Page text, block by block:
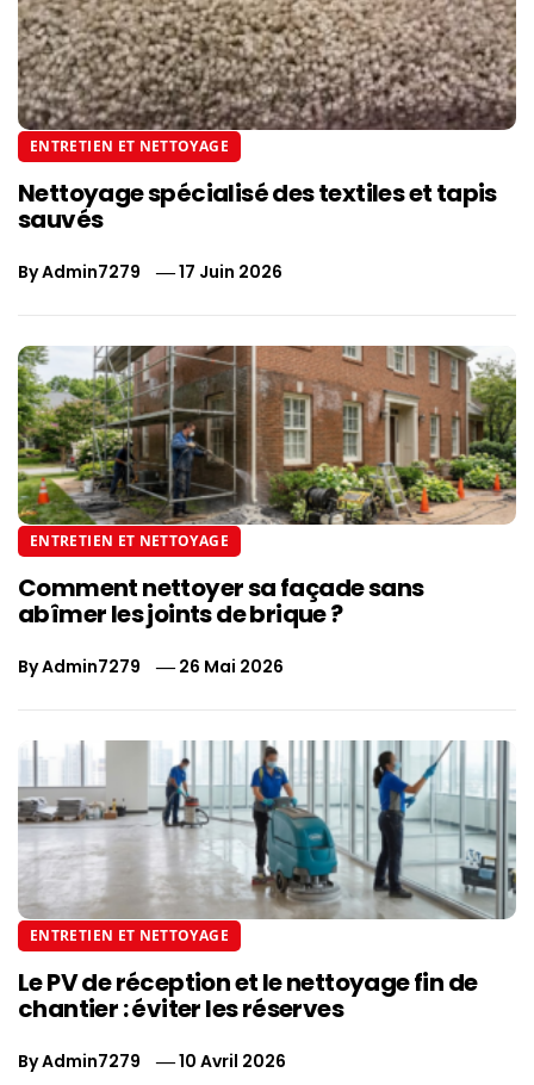
ENTRETIEN ET NETTOYAGE
Nettoyage spécialisé des textiles et tapis
sauvés
ByAdmin7279 17 Juin 2026
ENTRETIEN ET NETTOYAGE
Comment nettoyer sa façade sans
abîmer les joints de brique ?
ByAdmin7279 26 Mai 2026
ENTRETIEN ET NETTOYAGE
Le PV de réception et le nettoyage fin de
chantier : éviter les réserves
ByAdmin7279 10 Avril 2026